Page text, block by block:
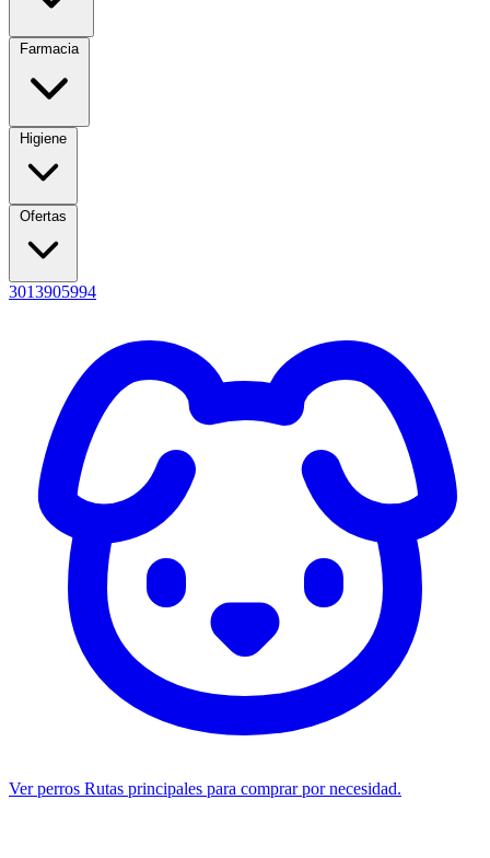
Farmacia
Higiene
Ofertas
3013905994
Ver perros Rutas principales para comprar por necesidad.